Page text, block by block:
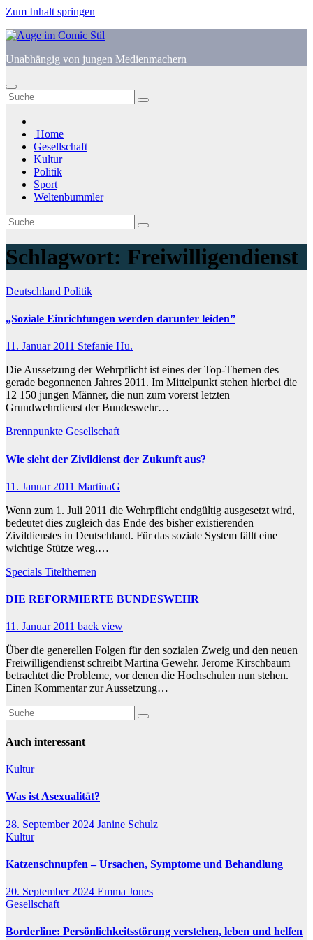
Zum Inhalt springen
Unabhängig von jungen Medienmachern
Home
Gesellschaft
Kultur
Politik
Sport
Weltenbummler
Schlagwort: Freiwilligendienst
Deutschland Politik
„Soziale Einrichtungen werden darunter leiden”
11. Januar 2011 Stefanie Hu.
Die Aussetzung der Wehrpflicht ist eines der Top-Themen des
gerade begonnenen Jahres 2011. Im Mittelpunkt stehen hierbei die
12 150 jungen Männer, die nun zum vorerst letzten
Grundwehrdienst der Bundeswehr…
Brennpunkte Gesellschaft
Wie sieht der Zivildienst der Zukunft aus?
11. Januar 2011 MartinaG
Wenn zum 1. Juli 2011 die Wehrpflicht endgültig ausgesetzt wird,
bedeutet dies zugleich das Ende des bisher existierenden
Zivildienstes in Deutschland. Für das soziale System fällt eine
wichtige Stütze weg.…
Specials Titelthemen
DIE REFORMIERTE BUNDESWEHR
11. Januar 2011 back view
Über die generellen Folgen für den sozialen Zweig und den neuen
Freiwilligendienst schreibt Martina Gewehr. Jerome Kirschbaum
betrachtet die Probleme, vor denen die Hochschulen nun stehen.
Einen Kommentar zur Aussetzung…
Auch interessant
Kultur
Was ist Asexualität?
28. September 2024 Janine Schulz
Kultur
Katzenschnupfen – Ursachen, Symptome und Behandlung
20. September 2024 Emma Jones
Gesellschaft
Borderline: Persönlichkeitsstörung verstehen, leben und helfen